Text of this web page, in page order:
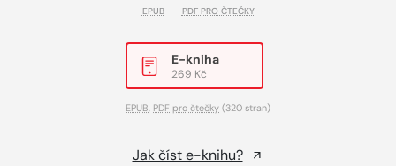
EPUB PDF PRO ČTEČKY
E-kniha
269 Kč
EPUB, PDF pro čtečky (320 stran)
Jak číst e-knihu?